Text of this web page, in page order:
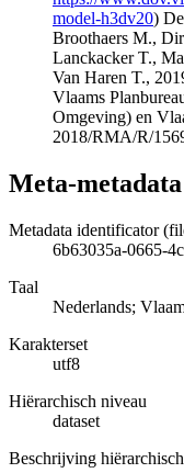
model-h3dv20)
Broothaers M.,
Lanckacker T.,
Van Haren T.,
Vlaams
Omgeving) en
2018/RMA/R/
Meta-metadata
Metadata identificator
6b63035a-0665-
Taal
Nederlands;
Karakterset
utf8
Hiërarchisch niveau
dataset
Beschrijving